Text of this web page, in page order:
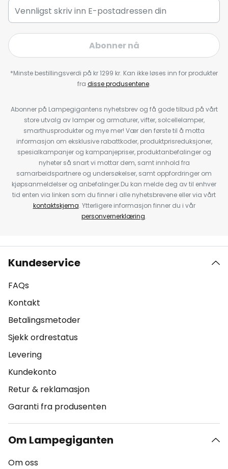
Abonner nå
*Minste bestillingsverdi på kr 1299 kr. Kan ikke løses inn for produkter
fra disse produsentene.
Abonner på Lampegigantens nyhetsbrev og få gode tilbud på vårt
store utvalg av lamper og armaturer, vifter, solcellelamper,
smarthusprodukter og mye mer! Vær den første til å motta
informasjon om eksklusive rabattkoder, produktprisreduksjoner,
spesialkampanjer og kampanjepriser, produktanbefalinger og
nyheter så snart vi mottar dem, samt innhold fra
samarbeidspartnere og undersøkelser, samt oppfordringer om
kjøpsanmeldelser og anbefalinger.Du kan melde deg av til enhver
tid enten via linken som du finner i alle nyhetsbrevene eller via vårt
kontaktskjema. Ytterligere informasjon finner du i vår
personvernerklæring.
Kundeservice
FAQs
Kontakt
Betalingsmetoder
Sjekk ordrestatus
Levering
Kundekonto
Retur & reklamasjon
Garanti fra produsenten
Om Lampegiganten
Om oss